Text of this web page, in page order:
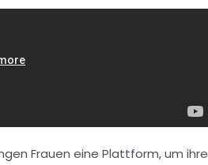
Frauen eine Plattform, um ihre